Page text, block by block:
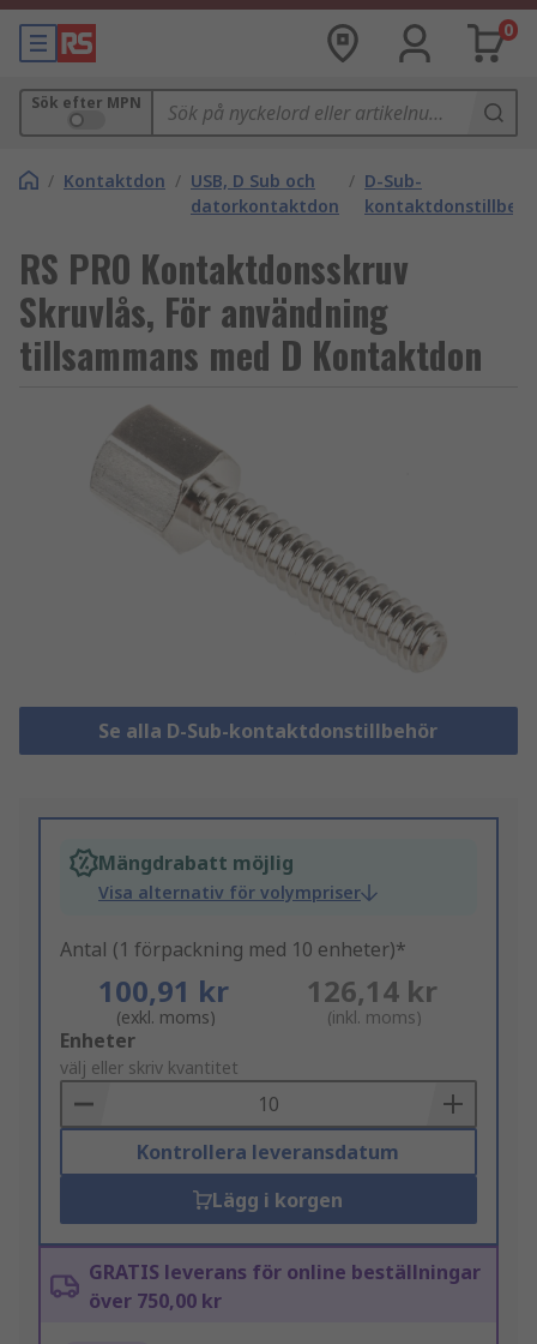
0
Sök efter MPN
/ Kontaktdon / USB, D Sub och
datorkontaktdon
/ D-Sub-
RS PRO Kontaktdonsskruv
Skruvlås, För användning
tillsammans med D Kontaktdon
Se alla D-Sub-kontaktdonstillbehör
Mängdrabatt möjlig
Visa alternativ för volympriser
Antal (1 förpackning med 10 enheter)*
100,91 kr
(exkl. moms)
126,14 kr
(inkl. moms)
Add
to
Basket
Enheter
välj eller skriv kvantitet
Kontrollera leveransdatum
Lägg i korgen
GRATIS leverans för online beställningar
över 750,00 kr